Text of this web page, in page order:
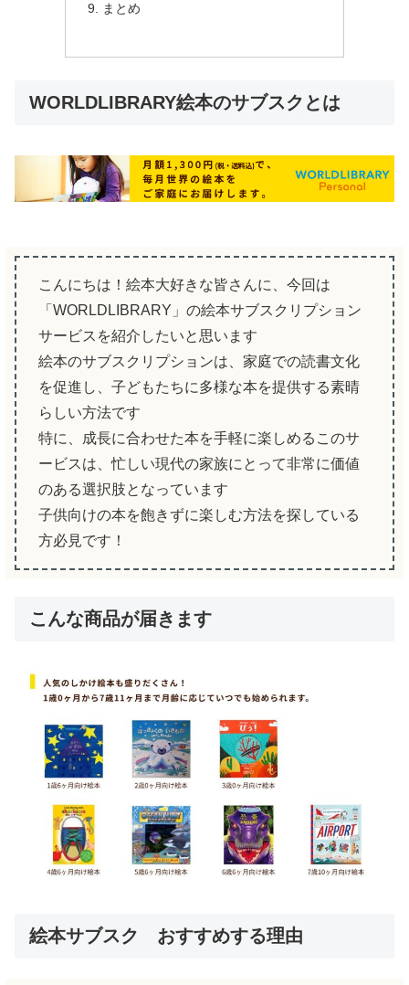
まとめ
WORLDLIBRARY絵本のサブスクとは
こんにちは！絵本大好きな皆さんに、今回は
「WORLDLIBRARY」の絵本サブスクリプション
サービスを紹介したいと思います
絵本のサブスクリプションは、家庭での読書文化
を促進し、子どもたちに多様な本を提供する素晴
らしい方法です
特に、成長に合わせた本を手軽に楽しめるこのサ
ービスは、忙しい現代の家族にとって非常に価値
のある選択肢となっています
子供向けの本を飽きずに楽しむ方法を探している
方必見です！
こんな商品が届きます
絵本サブスク おすすめする理由